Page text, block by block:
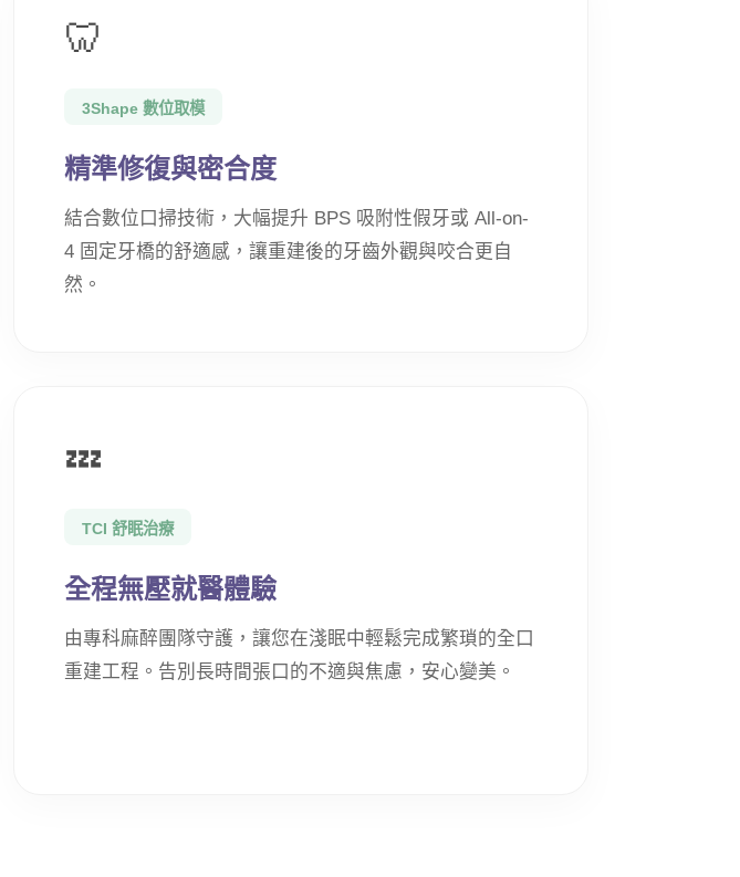
🦷
3Shape 數位取模
精準修復與密合度
結合數位口掃技術，大幅提升 BPS 吸附性假牙或 All-on-
4 固定牙橋的舒適感，讓重建後的牙齒外觀與咬合更自
然。
💤
TCI 舒眠治療
全程無壓就醫體驗
由專科麻醉團隊守護，讓您在淺眠中輕鬆完成繁瑣的全口
重建工程。告別長時間張口的不適與焦慮，安心變美。